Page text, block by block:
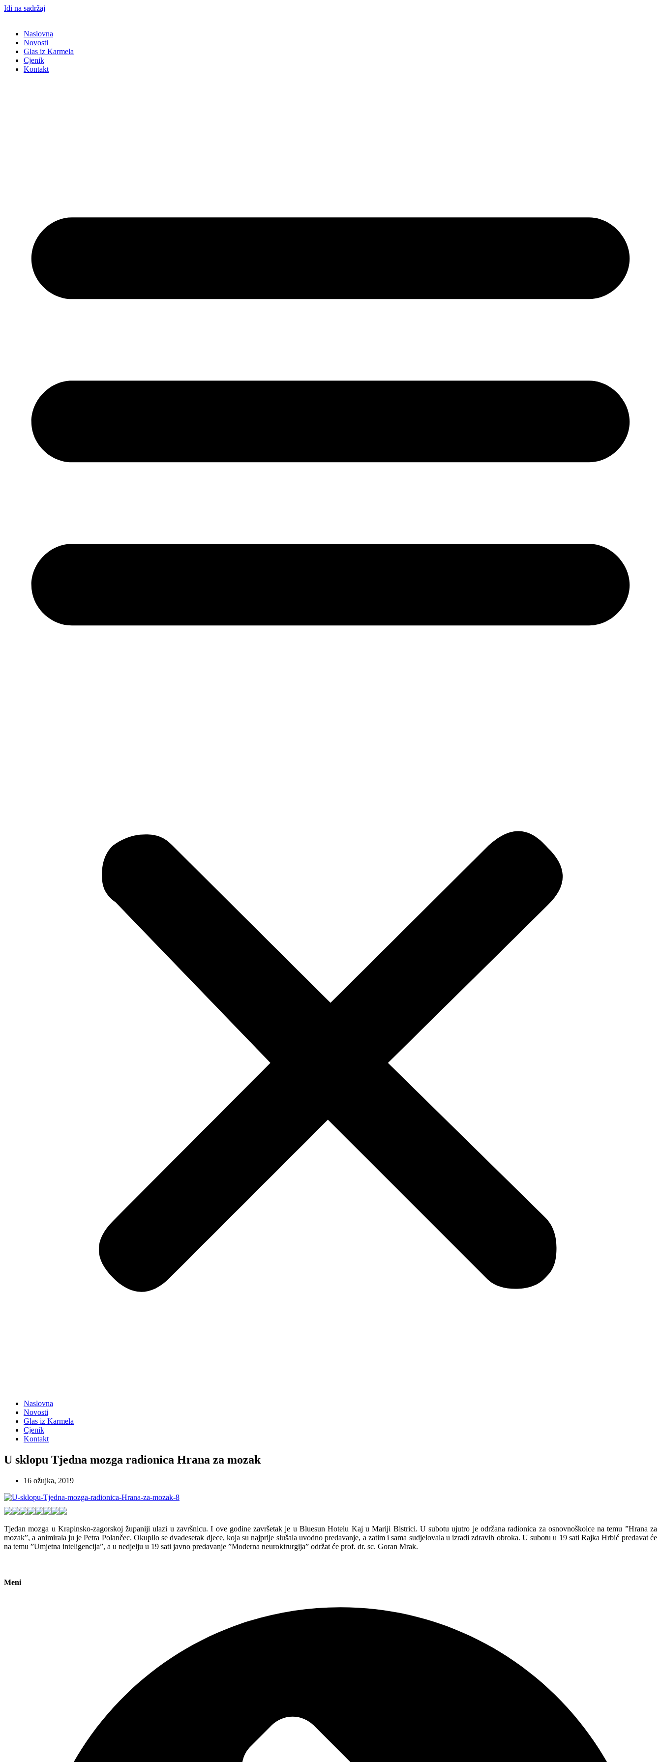
Idi na sadržaj
Naslovna
Novosti
Glas iz Karmela
Cjenik
Kontakt
Naslovna
Novosti
Glas iz Karmela
Cjenik
Kontakt
U sklopu Tjedna mozga radionica Hrana za mozak
16 ožujka, 2019
Tjedan mozga u Krapinsko-zagorskoj županiji ulazi u završnicu. I ove godine završetak je u Bluesun Hotelu Kaj u Mariji Bistrici. U subotu ujutro je održana radionica za osnovnoškolce na temu ”Hrana za
mozak”, a animirala ju je Petra Polančec. Okupilo se dvadesetak djece, koja su najprije slušala uvodno predavanje, a zatim i sama sudjelovala u izradi zdravih obroka. U subotu u 19 sati Rajka Hrbić predavat će
na temu ”Umjetna inteligencija”, a u nedjelju u 19 sati javno predavanje ”Moderna neurokirurgija” održat će prof. dr. sc. Goran Mrak.
Meni